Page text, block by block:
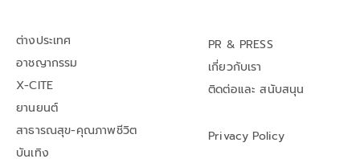
ต่างประเทศ
อาชญากรรม
X-CITE
ยานยนต์
สาธารณสุข-คุณภาพชีวิต
บันเทิง
PR & PRESS
เกี่ยวกับเรา
ติดต่อและ สนับสนุน
Privacy Policy